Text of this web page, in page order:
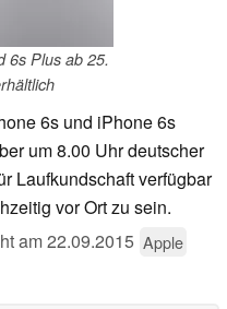
6s Plus ab 25.
6s und iPhone 6s
um 8.00 Uhr deutscher
Laufkundschaft verfügbar
vor Ort zu sein.
am22.09.2015 Apple